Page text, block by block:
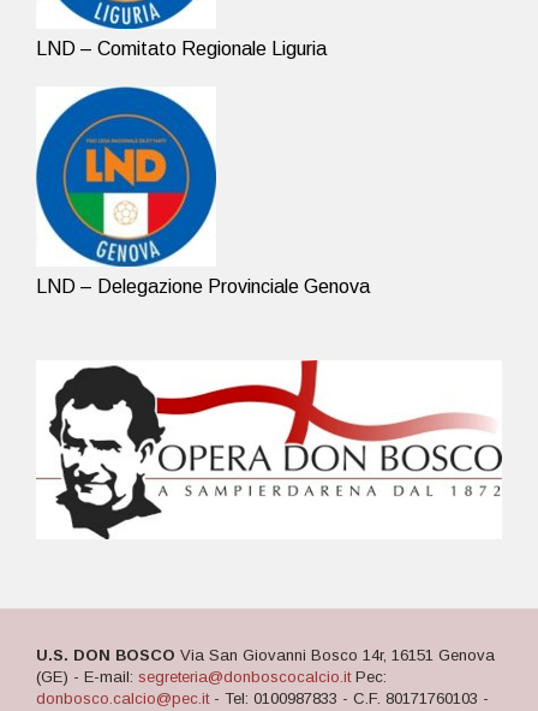
LND – Comitato Regionale Liguria
LND – Delegazione Provinciale Genova
U.S. DON BOSCO Via San Giovanni Bosco 14r, 16151 Genova
(GE) - E-mail: segreteria@donboscocalcio.itPec:
donbosco.calcio@pec.it- Tel: 0100987833 - C.F. 80171760103 -